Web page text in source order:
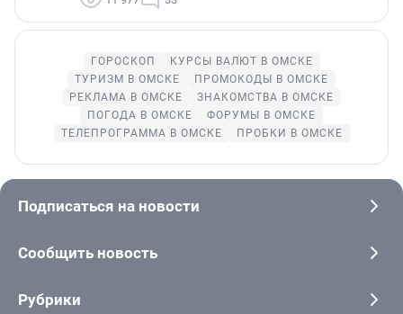
ГОРОСКОП
КУРСЫ ВАЛЮТ В ОМСКЕ
ТУРИЗМ В ОМСКЕ
ПРОМОКОДЫ В ОМСКЕ
РЕКЛАМА В ОМСКЕ
ЗНАКОМСТВА В ОМСКЕ
ПОГОДА В ОМСКЕ
ФОРУМЫ В ОМСКЕ
ТЕЛЕПРОГРАММА В ОМСКЕ
ПРОБКИ В ОМСКЕ
Подписаться на новости
Сообщить новость
Рубрики